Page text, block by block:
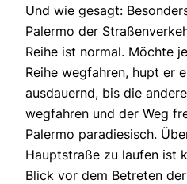
Und wie gesagt:
Palermo der
Reihe ist normal. Möchte
Reihe wegfahren, hupt er
ausdauernd, bis die
wegfahren und der Weg
Palermo paradiesisch.
Hauptstraße zu laufen ist
Blick vor dem Betreten